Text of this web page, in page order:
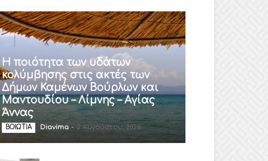
Η ποιότητα των υδάτων
κολύμβησης στις ακτές των
Δήμων Καμένων Βούρλων και
Μαντουδίου – Λίμνης – Αγίας
Άννας
ΒΟΙΩΤΙΑ Diavima - 2 Αυγούστου, 2026